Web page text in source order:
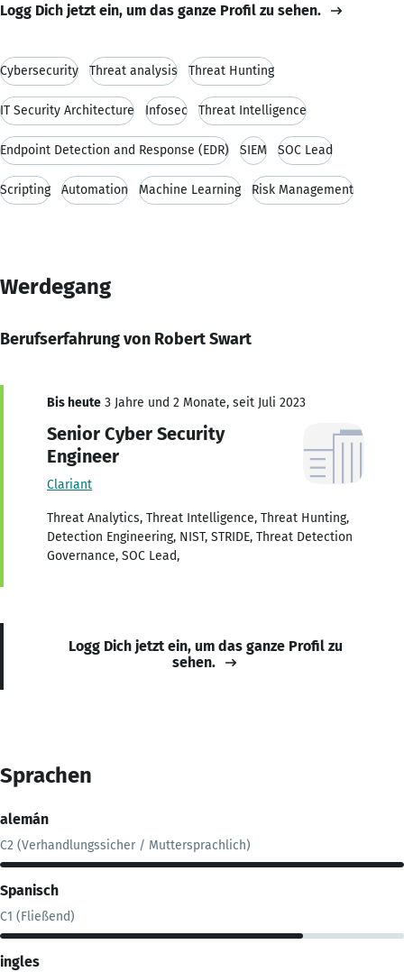
Logg Dich jetzt ein, um das ganze Profil zu sehen.
Cybersecurity Threat analysis Threat Hunting
IT Security Architecture Infosec Threat Intelligence
Endpoint Detection and Response (EDR) SIEM SOC Lead
Scripting Automation Machine Learning Risk Management
Werdegang
Berufserfahrung von Robert Swart
Bis heute 3 Jahre und 2 Monate, seit Juli 2023
Senior Cyber Security
Engineer
Clariant
Threat Analytics, Threat Intelligence, Threat Hunting,
Detection Engineering, NIST, STRIDE, Threat Detection
Governance, SOC Lead,
Logg Dich jetzt ein, um das ganze Profil zu
sehen.
Sprachen
alemán
C2 (Verhandlungssicher / Muttersprachlich)
Spanisch
C1 (Fließend)
ingles